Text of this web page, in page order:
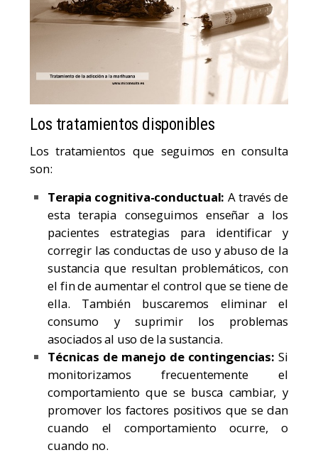
Los tratamientos disponibles
Los tratamientos que seguimos en consulta
son:
Terapia cognitiva-conductual: A través de
esta terapia conseguimos enseñar a los
pacientes estrategias para identificar y
corregir las conductas de uso y abuso de la
sustancia que resultan problemáticos, con
el fin de aumentar el control que se tiene de
ella. También buscaremos eliminar el
consumo y suprimir los problemas
asociados al uso de la sustancia.
Técnicas de manejo de contingencias: Si
monitorizamos frecuentemente el
comportamiento que se busca cambiar, y
promover los factores positivos que se dan
cuando el comportamiento ocurre, o
cuando no.